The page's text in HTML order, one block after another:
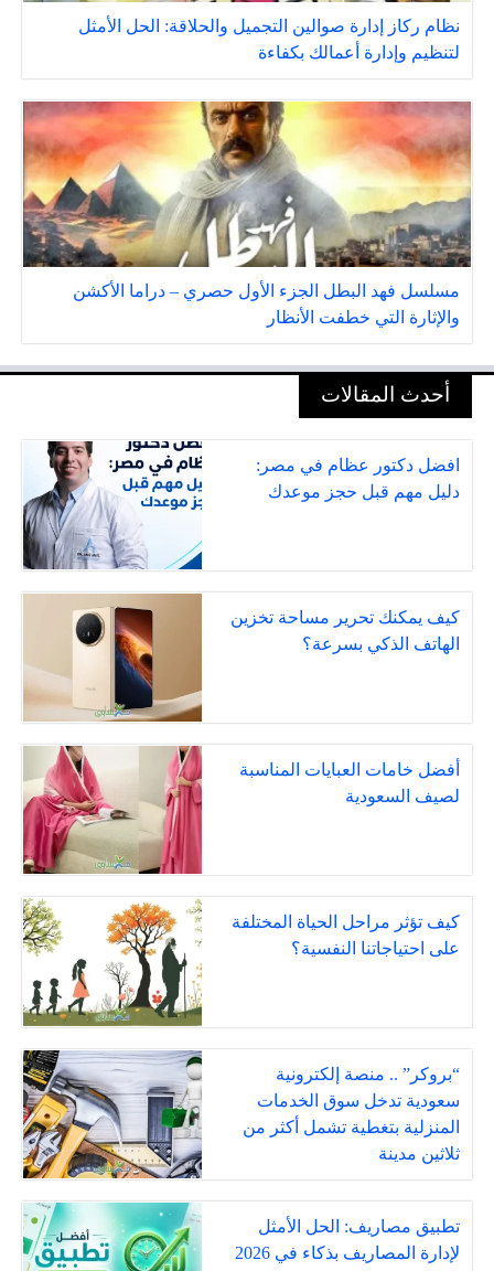
نظام ركاز إدارة صوالين التجميل والحلاقة: الحل الأمثل
لتنظيم وإدارة أعمالك بكفاءة
مسلسل فهد البطل الجزء الأول حصري – دراما الأكشن
والإثارة التي خطفت الأنظار
أحدث المقالات
افضل دكتور عظام في مصر:
دليل مهم قبل حجز موعدك
كيف يمكنك تحرير مساحة تخزين
الهاتف الذكي بسرعة؟
أفضل خامات العبايات المناسبة
لصيف السعودية
كيف تؤثر مراحل الحياة المختلفة
على احتياجاتنا النفسية؟
“بروكر” .. منصة إلكترونية
سعودية تدخل سوق الخدمات
المنزلية بتغطية تشمل أكثر من
ثلاثين مدينة
تطبيق مصاريف: الحل الأمثل
لإدارة المصاريف بذكاء في 2026